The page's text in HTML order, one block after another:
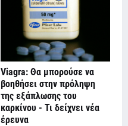
Viagra: Θα μπορούσε να
βοηθήσει στην πρόληψη
της εξάπλωσης του
καρκίνου - Τι δείχνει νέα
έρευνα